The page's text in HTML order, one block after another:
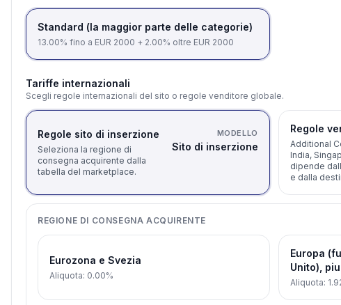
Standard (la maggior parte delle categorie)
13.00% fino a EUR 2000 + 2.00% oltre EUR 2000
Tariffe internazionali
Scegli regole internazionali del sito o regole venditore globale.
Regole sito di inserzione
Seleziona la regione di
consegna acquirente dalla
tabella del marketplace.
MODELLO
Sito di inserzione
Regole
Additional
India,
dipende
e dalla
REGIONE DI CONSEGNA ACQUIRENTE
Eurozona e Svezia
Aliquota: 0.00%
Europa
Unito),
Aliquota: